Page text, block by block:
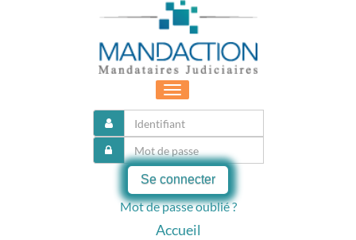
Toggle
navigation
Se connecter
Mot de passe oublié ?
Accueil